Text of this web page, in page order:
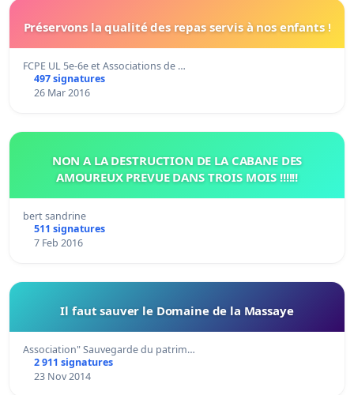
Préservons la qualité des repas servis à nos enfants !
FCPE UL 5e-6e et Associations de …
497 signatures
26 Mar 2016
NON A LA DESTRUCTION DE LA CABANE DES
AMOUREUX PREVUE DANS TROIS MOIS !!!!!!
bert sandrine
511 signatures
7 Feb 2016
Il faut sauver le Domaine de la Massaye
Association" Sauvegarde du patrim…
2 911 signatures
23 Nov 2014